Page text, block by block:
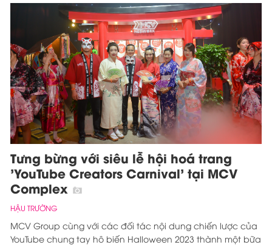
Tưng bừng với siêu lễ hội hoá trang
'YouTube Creators Carnival' tại MCV
Complex
HẬU TRƯỜNG
MCV Group cùng với các đối tác nội dung chiến lược của
YouTube chung tay hô biến Halloween 2023 thành một bữa